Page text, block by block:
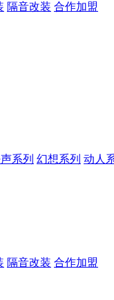
隔音改装 合作加盟
系列 幻想系列 动人
隔音改装 合作加盟